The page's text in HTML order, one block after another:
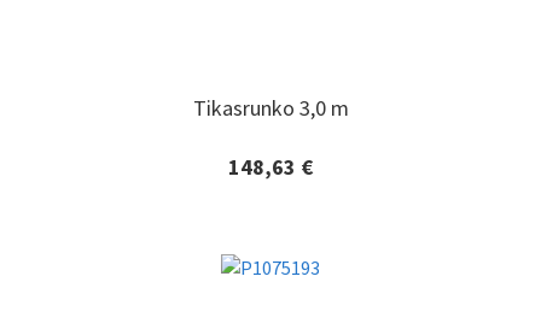
Tikasrunko 3,0 m
148,63 €
Tikasrunko 3,0 m
Lisätiedot ja tilaaminen